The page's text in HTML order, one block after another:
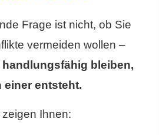
Frage ist nicht, ob Sie
vermeiden wollen –
handlungsfähig bleiben,
einer entsteht.
zeigen Ihnen: